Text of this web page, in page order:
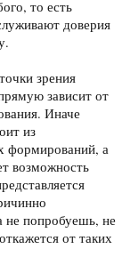
то есть
доверия
зрения
зависит от
Иначе
из
формирований, а
возможность
не попробуешь, не
от таких